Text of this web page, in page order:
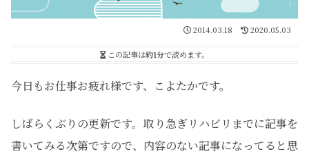
2014.03.18 2020.05.03
この記事は約1分で読めます。
今日もお仕事お疲れ様です、こよたかです。
しばらくぶりの更新です。取り急ぎリハビリまでに記事を
書いてみる次第ですので、内容のない記事になってると思